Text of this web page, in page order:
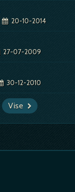
20-10-2014
27-07-2009
30-12-2010
Vise